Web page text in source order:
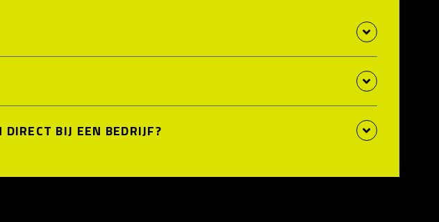
BIJ EEN BEDRIJF?